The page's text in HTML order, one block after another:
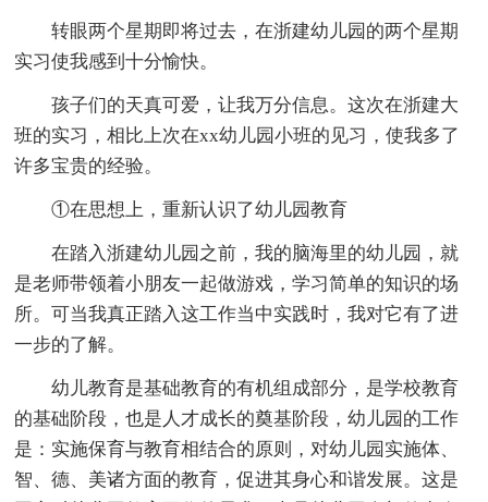
转眼两个星期即将过去，在浙建幼儿园的两个星期
实习使我感到十分愉快。
孩子们的天真可爱，让我万分信息。这次在浙建大
班的实习，相比上次在xx幼儿园小班的见习，使我多了
许多宝贵的经验。
①在思想上，重新认识了幼儿园教育
在踏入浙建幼儿园之前，我的脑海里的幼儿园，就
是老师带领着小朋友一起做游戏，学习简单的知识的场
所。可当我真正踏入这工作当中实践时，我对它有了进
一步的了解。
幼儿教育是基础教育的有机组成部分，是学校教育
的基础阶段，也是人才成长的奠基阶段，幼儿园的工作
是：实施保育与教育相结合的原则，对幼儿园实施体、
智、德、美诸方面的教育，促进其身心和谐发展。这是